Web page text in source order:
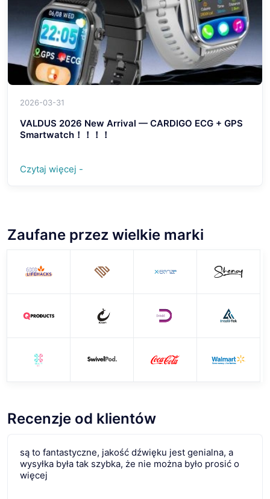
2026-03-31
VALDUS 2026 New Arrival — CARDIGO ECG + GPS
Smartwatch！！！！
Czytaj więcej -
Zaufane przez wielkie marki
Recenzje od klientów
są to fantastyczne, jakość dźwięku jest genialna, a
wysyłka była tak szybka, że ​​nie można było prosić o
więcej